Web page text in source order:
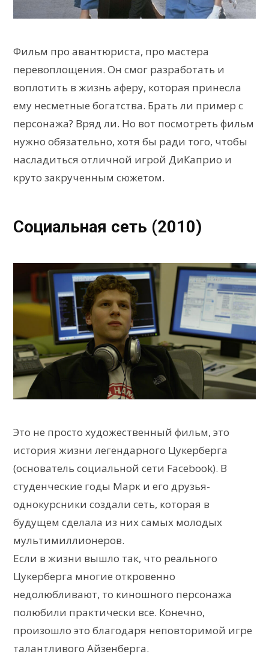
Фильм про авантюриста, про мастера
перевоплощения. Он смог разработать и
воплотить в жизнь аферу, которая принесла
ему несметные богатства. Брать ли пример с
персонажа? Вряд ли. Но вот посмотреть фильм
нужно обязательно, хотя бы ради того, чтобы
насладиться отличной игрой ДиКаприо и
круто закрученным сюжетом.
Социальная сеть (2010)
Это не просто художественный фильм, это
история жизни легендарного Цукерберга
(основатель социальной сети Facebook). В
студенческие годы Марк и его друзья-
однокурсники создали сеть, которая в
будущем сделала из них самых молодых
мультимиллионеров.
Если в жизни вышло так, что реального
Цукерберга многие откровенно
недолюбливают, то киношного персонажа
полюбили практически все. Конечно,
произошло это благодаря неповторимой игре
талантливого Айзенберга.